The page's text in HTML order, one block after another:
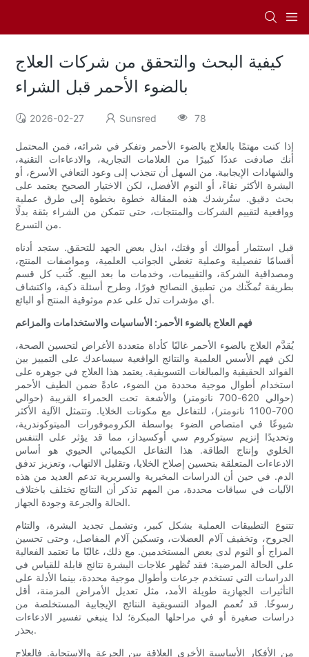
كيفية البحث والتحقق من شركات العلاج
بالضوء الأحمر قبل الشراء
2026-02-27 Sunsred 78
إذا كنت مهتمًا بالعلاج بالضوء الأحمر وتفكر في شرائه، فمن المحتمل
أنك صادفت عددًا كبيرًا من العلامات التجارية، والادعاءات التقنية،
والشهادات الإيجابية. من السهل أن تنجذب إلى وعود التعافي الأسرع، أو
البشرة الأكثر نقاءً، أو النوم الأفضل، لكن الاختيار الصحيح يعتمد على
بحث دقيق. ستُرشدك هذه المقالة خطوة بخطوة إلى طرق عملية
وواقعية لتقييم الشركات والمنتجات، حتى تتمكن من الشراء بثقة بدلًا
من التسرع.
قبل استثمار أموالك أو وقتك، ابذل بعض الجهد للتحقق. ستجد أدناه
أقسامًا تفصيلية وعملية تغطي الجوانب العلمية، ومواصفات المنتج،
ومصداقية الشركة، والتقييمات، وخدمات ما بعد البيع. كُتب كل قسم
بطريقة تُمكّنك من تطبيق النصائح فورًا، وطرح أسئلة ذكية، واكتشاف
أي مؤشرات تدل على عدم موثوقية المنتج أو البائع.
فهم العلاج بالضوء الأحمر: الأساسيات والاستخدامات والمزاعم
يُقدَّم العلاج بالضوء الأحمر غالبًا كأداة متعددة الأغراض لتحسين الصحة،
لكن فهم الأسس العلمية والنتائج الواقعية سيساعدك على التمييز بين
الفوائد الحقيقية والمبالغات التسويقية. يعتمد هذا العلاج في جوهره على
استخدام أطوال موجية محددة من الضوء، عادةً ضمن الطيف الأحمر
(حوالي 620-700 نانومتر) والأشعة تحت الحمراء القريبة (حوالي
700-1100 نانومتر)، للتفاعل مع مكونات الخلايا. وتتمثل الآلية الأكثر
شيوعًا في امتصاص الضوء بواسطة الكروموفورات الميتوكوندرية،
وتحديدًا إنزيم سيتوكروم سي أوكسيداز، مما قد يؤثر على التنفس
الخلوي وإنتاج الطاقة. هذا التفاعل الكيميائي الحيوي هو أساس
الادعاءات المتعلقة بتحسين إصلاح الخلايا، وتقليل الالتهاب، وتعزيز تدفق
الدم. في حين أن الدراسات المخبرية والسريرية تدعم العديد من هذه
الآليات في سياقات محددة، من المهم تذكر أن النتائج تختلف باختلاف
الحالة والجرعة وجودة الجهاز.
تتنوع التطبيقات العملية بشكل كبير، وتشمل تجديد البشرة، والتئام
الجروح، وتخفيف آلام العضلات، وتسكين آلام المفاصل، وحتى تحسين
المزاج أو النوم لدى بعض المستخدمين. مع ذلك، غالبًا ما تعتمد الفعالية
على الحالة المرضية: فقد تُظهر علاجات البشرة نتائج قابلة للقياس في
الدراسات التي تستخدم جرعات وأطوال موجية محددة، بينما الأدلة على
التأثيرات الجهازية طويلة الأمد، مثل تعديل الأمراض المزمنة، أقل
رسوخًا. قد تُعمم المواد التسويقية النتائج الإيجابية المستخلصة من
دراسات صغيرة أو في مراحلها المبكرة؛ لذا ينبغي تفسير الادعاءات
بحذر.
من الأفكار الأساسية الأخرى العلاقة بين الجرعة والاستجابة. فالعلاج